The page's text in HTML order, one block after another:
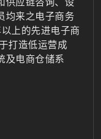
均来之电子商务
上的先进电子商
打造低运营成
及电商仓储系